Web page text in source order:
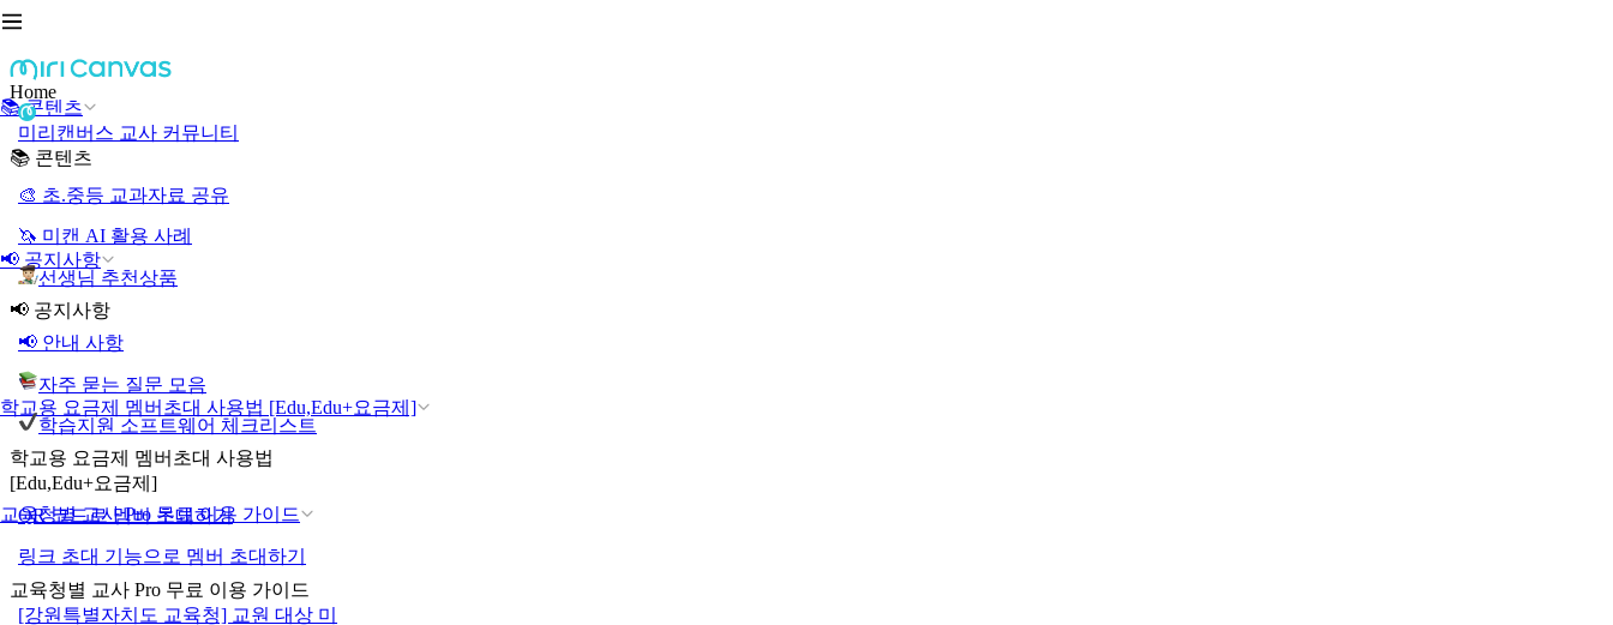
📚 콘텐츠
📢 공지사항
학교용 요금제 멤버초대 사용법 [Edu,Edu+요금제]
교육청별 교사 Pro 무료 이용 가이드
Home
미리캔버스 교사 커뮤니티
📚 콘텐츠
🎨 초.중등 교과자료 공유
🦄 미캔 AI 활용 사례
선생님 추천상품
📢 공지사항
📢 안내 사항
자주 묻는 질문 모음
학습지원 소프트웨어 체크리스트
학교용 요금제 멤버초대 사용법
[Edu,Edu+요금제]
QR 코드로 멤버 초대하기
링크 초대 기능으로 멤버 초대하기
교육청별 교사 Pro 무료 이용 가이드
[강원특별자치도 교육청] 교원 대상 미